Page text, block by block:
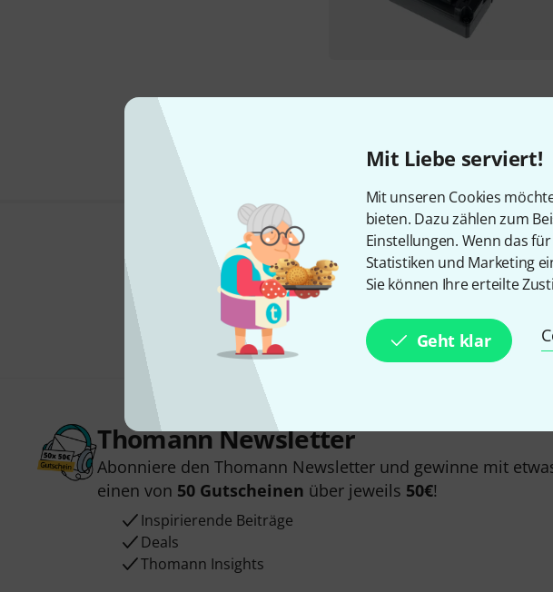
Mit Liebe serviert!
Mit unseren Cookies
bieten. Dazu zählen zum
Einstellungen. Wenn das
Statistiken und Marketing
Sie können Ihre erteilte
Geht klar
Gefällt
Thomann Newsletter
Abonniere den Thomann Newsletter und gewinne mit
einen von 50 Gutscheinen über jeweils 50€!
Inspirierende Beiträge
Deals
Thomann Insights